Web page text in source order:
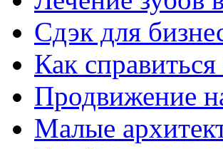
Сдэк для
Как
Продвижение
Малые